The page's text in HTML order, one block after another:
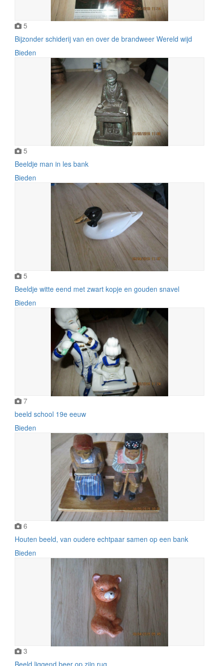
5
Bijzonder schiderij van en over de brandweer Wereld wijd
Bieden
5
Beeldje man in les bank
Bieden
5
Beeldje witte eend met zwart kopje en gouden snavel
Bieden
7
beeld school 19e eeuw
Bieden
6
Houten beeld, van oudere echtpaar samen op een bank
Bieden
3
Beeld liggend beer op zijn rug